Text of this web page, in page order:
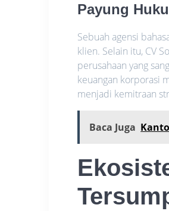
Payung
Sebuah agensi
klien. Selain itu, CV
perusahaan yang
keuangan korporasi
menjadi kemitraan
Baca Juga